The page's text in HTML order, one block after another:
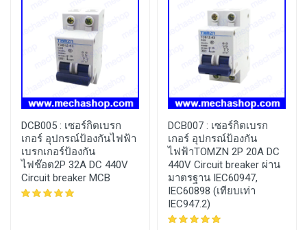
DCB005 : เซอร์กิตเบรก
เกอร์ อุปกรณ์ป้องกันไฟฟ้า
เบรกเกอร์ป้องกัน
ไฟช๊อต2P 32A DC 440V
Circuit breaker MCB
DCB007 : เซอร์กิตเบรก
เกอร์ อุปกรณ์ป้องกัน
ไฟฟ้าTOMZN 2P 20A DC
440V Circuit breaker ผ่าน
มาตรฐาน IEC60947,
IEC60898 (เทียบเท่า
IEC947.2)